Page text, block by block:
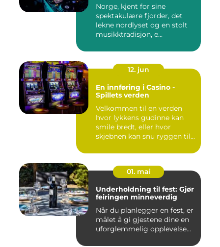
Norge, kjent for sine
spektakulære fjorder, det
lekne nordlyset og en stolt
musikktradisjon, e...
12. jun
En innføring i Casino -
Spillets verden
Velkommen til en verden
hvor lykkens gudinne kan
smile bredt, eller hvor
skjebnen kan snu ryggen til...
01. mai
Underholdning til fest: Gjør
feiringen minneverdig
Når du planlegger en fest, er
målet å gi gjestene dine en
uforglemmelig opplevelse...